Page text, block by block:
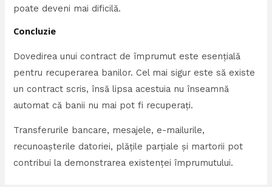
poate deveni mai dificilă.
Concluzie
Dovedirea unui contract de împrumut este esențială
pentru recuperarea banilor. Cel mai sigur este să existe
un contract scris, însă lipsa acestuia nu înseamnă
automat că banii nu mai pot fi recuperați.
Transferurile bancare, mesajele, e-mailurile,
recunoașterile datoriei, plățile parțiale și martorii pot
contribui la demonstrarea existenței împrumutului.